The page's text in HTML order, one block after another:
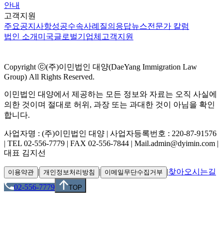
안내
고객지원
주요공지사항성공수속사례 질의응답뉴스전문가 칼럼
법인 소개 미국글로벌기업체 고객지원
Copyright ⓒ(주)이민법인 대양(DaeYang Immigration Law
Group) All Rights Reserved.
이민법인 대양에서 제공하는 모든 정보와 자료는 오직 사실에
의한 것이며 절대로 허위, 과장 또는 과대한 것이 아님을 확인
합니다.
사업자명 : (주)이민법인 대양 | 사업자등록번호 : 220-87-91576
| TEL 02-556-7779 | FAX 02-556-7844 | Mail.admin@dyimin.com |
대표 김지선
이용약관 | 개인정보처리방침 | 이메일무단수집거부 |찾아오시는길
02-556-7779
TOP